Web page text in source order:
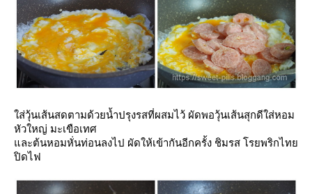
ส่วุ้นเส้นสดตามด้วยน้ำปรุงรสที่ผสมไว้ ผัดพอวุ้นเส้นสุกดีใส่หอม
หัวใหญ่ มะเขือเทศ
ละต้นหอมหั่นท่อนลงไป ผัดให้เข้ากันอีกครั้ง ชิมรส โรยพริกไท
ปิดไฟ